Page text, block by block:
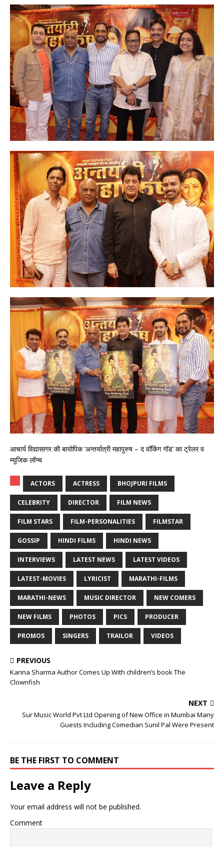
आचार्य विद्यासागर की बायोपिक ‘अन्तर्यात्री महापुरुष – द वॉकिंग गॉड’ का ट्रेलर व
म्यूजिक लॉन्च
ACTORS ACTRESS BHOJPURI FILMS
CELEBRITY DIRECTOR FILM NEWS
FILM STARS FILM-PERSONALITIES FILMSTAR
GOSSIP HINDI FILMS HINDI NEWS
INTERVIEWS LATEST NEWS LATEST VIDEOS
LATEST-MOVIES LYRICIST MARATHI-FILMS
MARATHI-NEWS MUSIC DIRECTOR NEW COMERS
NEW FILMS PHOTOS PICS PRODUCER
PROMOS SINGERS TRAILOR VIDEOS
PREVIOUS
Karina Sharma Author Comes Up With children’s book The
Clownfish
NEXT
Sur Music World Pvt Ltd Opening of New Office in Mumbai Many
Guests Including Comedian Sunil Pal Were Present
BE THE FIRST TO COMMENT
Leave a Reply
Your email address will not be published.
Comment